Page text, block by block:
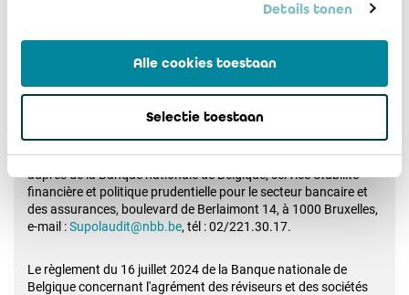
Details tonen
Alle cookies toestaan
Selectie toestaan
La Banque nationale de Belgique entendra les candidats à
l'agrément aux jour et heure qu'elle fixe.
Des renseignements complémentaires peuvent être obtenus
auprès de la Banque nationale de Belgique, service Stabilité
financière et politique prudentielle pour le secteur bancaire et
des assurances, boulevard de Berlaimont 14, à 1000 Bruxelles,
e-mail :Supolaudit@nbb.be, tél : 02/221.30.17.
Le règlement du 16 juillet 2024 de la Banque nationale de
Belgique concernant l'agrément des réviseurs et des sociétés